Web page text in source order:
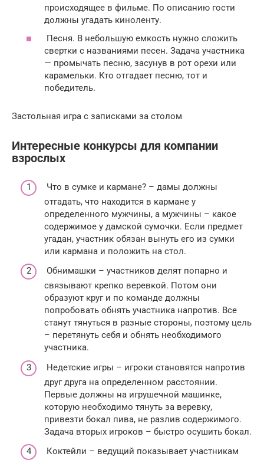
происходящее в фильме. По описанию гости
должны угадать киноленту.
Песня. В небольшую емкость нужно сложить
свертки с названиями песен. Задача участника
— промычать песню, засунув в рот орехи или
карамельки. Кто отгадает песню, тот и
победитель.
Застольная игра с записками за столом
Интересные конкурсы для компании
взрослых
Что в сумке и кармане? – дамы должны
отгадать, что находится в кармане у
определенного мужчины, а мужчины – какое
содержимое у дамской сумочки. Если предмет
угадан, участник обязан вынуть его из сумки
или кармана и положить на стол.
Обнимашки – участников делят попарно и
связывают крепко веревкой. Потом они
образуют круг и по команде должны
попробовать обнять участника напротив. Все
станут тянуться в разные стороны, поэтому цель
– перетянуть себя и обнять необходимого
участника.
Недетские игры – игроки становятся напротив
друг друга на определенном расстоянии.
Первые должны на игрушечной машинке,
которую необходимо тянуть за веревку,
привезти бокал пива, не разлив содержимого.
Задача вторых игроков – быстро осушить бокал.
Коктейли – ведущий показывает участникам